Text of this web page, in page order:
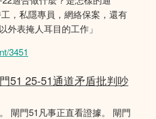
，私隱專員，網絡保案，還有
外表掩人耳目的工作」
3451
51 25-51通道矛盾批判吵
閘門51凡事正直看證據。 閘門